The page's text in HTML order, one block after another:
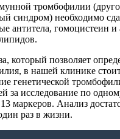
тромбофилии
синдром) необходимо
антитела, гомоцистеин и
который позволяет
в нашей клинике
генетической
за исследование по
маркеров. Анализ
раз в жизни.